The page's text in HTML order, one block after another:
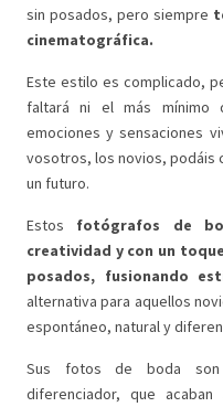
sin posados, pero siempre
cinematográfica.
Este estilo es complicado,
faltará ni el más mínimo
emociones y sensaciones
vosotros, los novios, podáis
un futuro.
Estos fotógrafos de
creatividad y con un
posados, fusionando
alternativa para aquellos
espontáneo, natural y
Sus fotos de boda
diferenciador, que acaban